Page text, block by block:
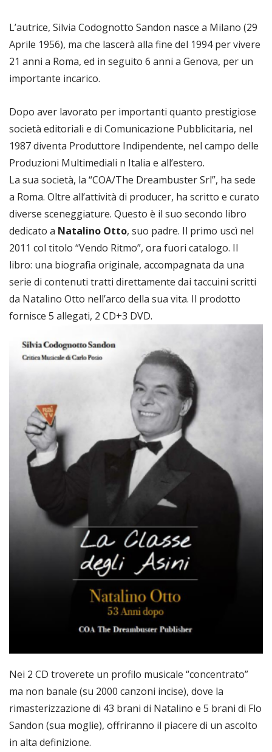
L’autrice, Silvia Codognotto Sandon nasce a Milano (29
Aprile 1956), ma che lascerà alla fine del 1994 per vivere
21 anni a Roma, ed in seguito 6 anni a Genova, per un
importante incarico.
Dopo aver lavorato per importanti quanto prestigiose
società editoriali e di Comunicazione Pubblicitaria, nel
1987 diventa Produttore Indipendente, nel campo delle
Produzioni Multimediali n Italia e all’estero.
La sua società, la “COA/The Dreambuster Srl”, ha sede
a Roma. Oltre all’attività di producer, ha scritto e curato
diverse sceneggiature. Questo è il suo secondo libro
dedicato a Natalino Otto, suo padre. Il primo uscì nel
2011 col titolo “Vendo Ritmo”, ora fuori catalogo. Il
libro: una biografia originale, accompagnata da una
serie di contenuti tratti direttamente dai taccuini scritti
da Natalino Otto nell’arco della sua vita. Il prodotto
fornisce 5 allegati, 2 CD+3 DVD.
Nei 2 CD troverete un profilo musicale “concentrato”
ma non banale (su 2000 canzoni incise), dove la
rimasterizzazione di 43 brani di Natalino e 5 brani di Flo
Sandon (sua moglie), offriranno il piacere di un ascolto
in alta definizione.